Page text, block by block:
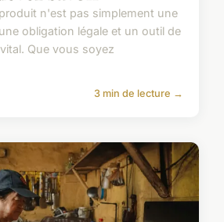
n'est pas simplement une
obligation légale et un outil de
Que vous soyez
3 min de lecture →